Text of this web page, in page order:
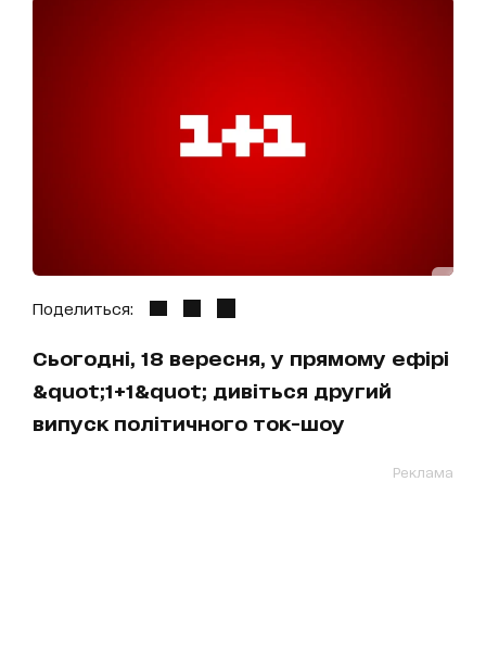
Поделиться:
Сьогодні, 18 вересня, у прямому ефірі
&quot;1+1&quot; дивіться другий
випуск політичного ток-шоу
Реклама